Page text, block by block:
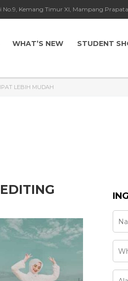
No.9, Kemang Timur XI, Mampang
WHAT’S NEW STUDENT
LEBIH MUDAH